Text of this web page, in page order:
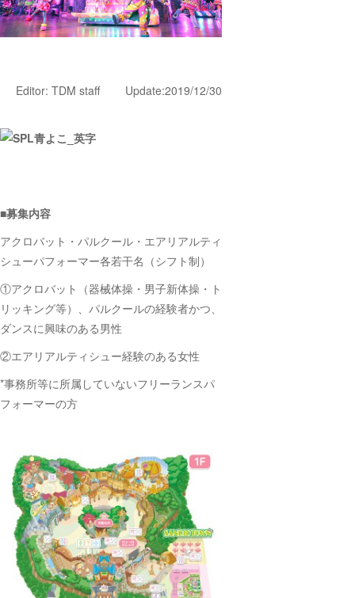
Editor: TDM staff Update:2019/12/30
■募集内容
アクロバット・パルクール・エアリアルティ
シューパフォーマー各若干名（シフト制）
①アクロバット（器械体操・男子新体操・ト
リッキング等）、 パルクールの経験者かつ、
ダンスに興味のある男性
②エアリアルティシュー経験のある女性
*事務所等に所属していないフリーランスパ
フォーマーの方